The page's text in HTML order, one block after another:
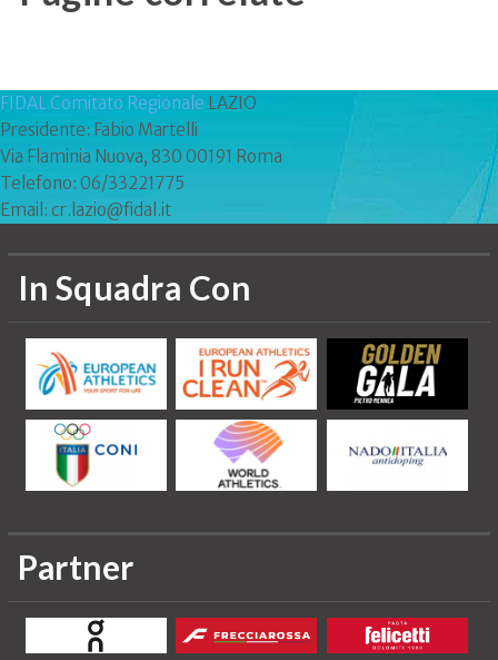
FIDAL Comitato Regionale LAZIO
Presidente: Fabio Martelli
Via Flaminia Nuova, 830 00191 Roma
Telefono: 06/33221775
Email: cr.lazio@fidal.it
In Squadra Con
Partner